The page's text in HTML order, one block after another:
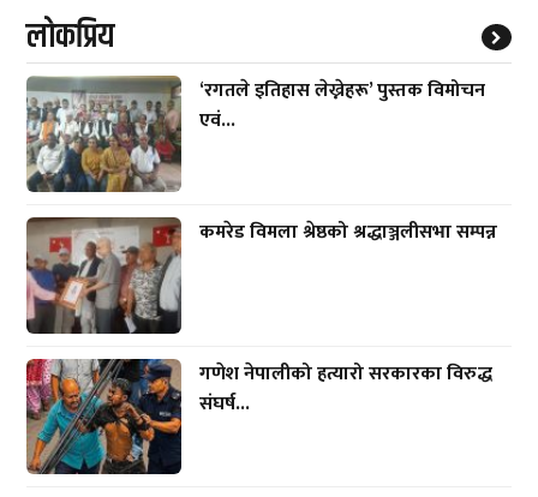
लाेकप्रिय
‘रगतले इतिहास लेख्नेहरू’ पुस्तक विमोचन
एवं...
कमरेड विमला श्रेष्ठको श्रद्धाञ्जलीसभा सम्पन्न
गणेश नेपालीको हत्यारो सरकारका विरुद्ध
संघर्ष...